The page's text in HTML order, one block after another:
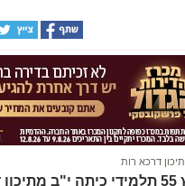
תיכון דרכא רות
לאחרונה חזרו לארץ 55 תלמידי